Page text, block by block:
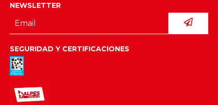
NEWSLETTER
SEGURIDAD Y CERTIFICACIONES